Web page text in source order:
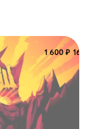
1 600 ₽ 16+